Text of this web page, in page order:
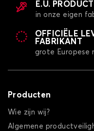
E.U.
in onze eigen
OFFICIËLE
FABRIKANT
grote Europese
Producten
Wie zijn wij?
Algemene